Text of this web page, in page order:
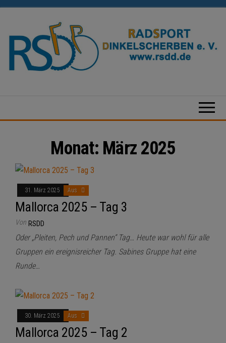
springen
e.V.
Monat: März 2025
31. März 2025 Aus
Mallorca 2025 – Tag 3
Von RSDD
Oder „Pleiten, Pech und Pannen“ Tag… Heute war wohl für alle
Gruppen ein ereignisreicher Tag. Sabines Gruppe hat eine
Runde…
30. März 2025 Aus
Mallorca 2025 – Tag 2